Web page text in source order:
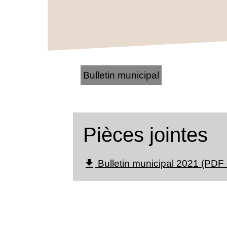
Bulletin municipal
Pièces jointes
file_download Bulletin municipal 2021 (PDF